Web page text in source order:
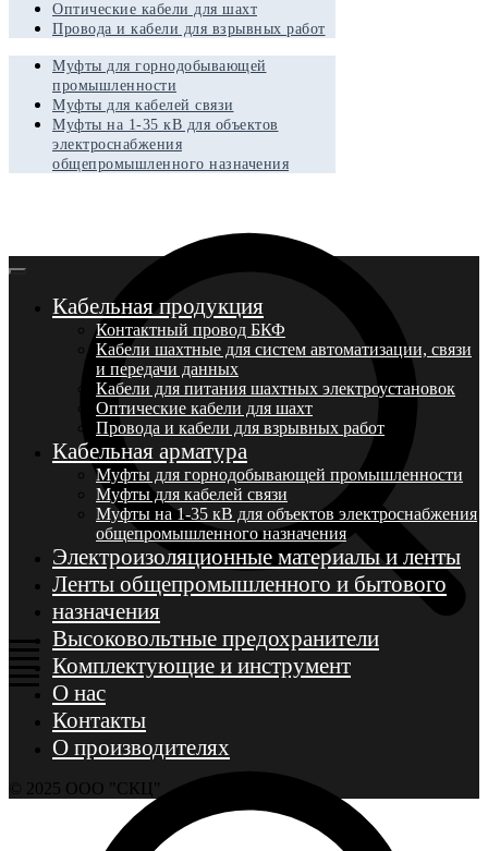
Оптические кабели для шахт
Провода и кабели для взрывных работ
Муфты для горнодобывающей
промышленности
Муфты для кабелей связи
Муфты на 1-35 кВ для объектов
электроснабжения
общепромышленного назначения
Кабельная продукция
Контактный провод БКФ
Кабели шахтные для систем автоматизации, связи
и передачи данных
Кабели для питания шахтных электроустановок
Оптические кабели для шахт
Провода и кабели для взрывных работ
Кабельная арматура
Муфты для горнодобывающей промышленности
Муфты для кабелей связи
Муфты на 1-35 кВ для объектов электроснабжения
общепромышленного назначения
Электроизоляционные материалы и ленты
Ленты общепромышленного и бытового
назначения
Высоковольтные предохранители
Комплектующие и инструмент
О нас
Контакты
О производителях
© 2025 ООО "СКЦ"